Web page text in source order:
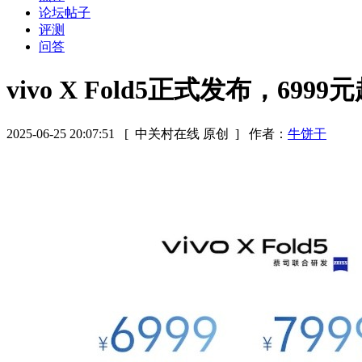
论坛帖子
评测
问答
vivo X Fold5正式发布，6999元
2025-06-25 20:07:51 [ 中关村在线 原创 ] 作者： 牛饼干